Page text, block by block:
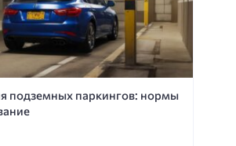
подземных паркингов: нормы